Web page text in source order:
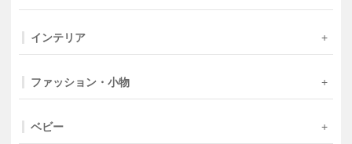
インテリア
ファッション・小物
ベビー